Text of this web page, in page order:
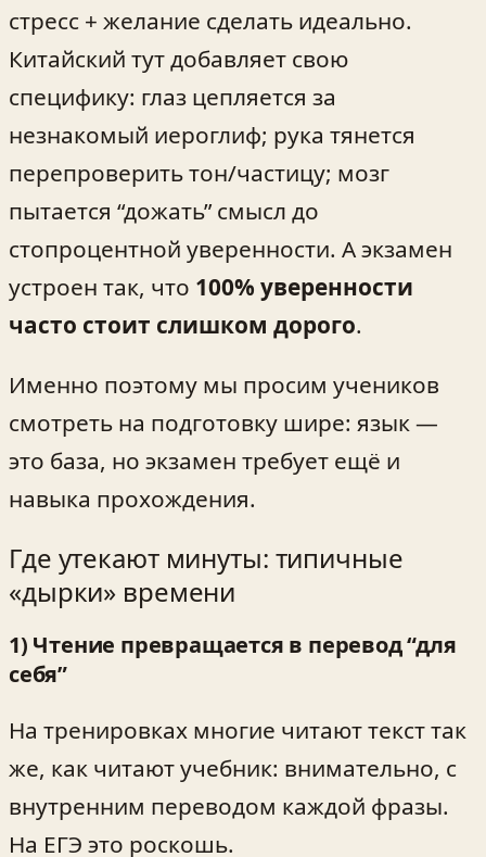
стресс + желание сделать идеально.
Китайский тут добавляет свою
специфику: глаз цепляется за
незнакомый иероглиф; рука тянется
перепроверить тон/частицу; мозг
пытается “дожать” смысл до
стопроцентной уверенности. А экзамен
устроен так, что 100% уверенности
часто стоит слишком дорого.
Именно поэтому мы просим учеников
смотреть на подготовку шире: язык —
это база, но экзамен требует ещё и
навыка прохождения.
Где утекают минуты: типичные
«дырки» времени
1) Чтение превращается в перевод “для
себя”
На тренировках многие читают текст так
же, как читают учебник: внимательно, с
внутренним переводом каждой фразы.
На ЕГЭ это роскошь.